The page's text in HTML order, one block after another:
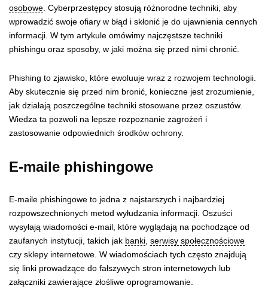
osobowe. Cyberprzestępcy stosują różnorodne techniki, aby
wprowadzić swoje ofiary w błąd i skłonić je do ujawnienia cennych
informacji. W tym artykule omówimy najczęstsze techniki
phishingu oraz sposoby, w jaki można się przed nimi chronić.
Phishing to zjawisko, które ewoluuje wraz z rozwojem technologii.
Aby skutecznie się przed nim bronić, konieczne jest zrozumienie,
jak działają poszczególne techniki stosowane przez oszustów.
Wiedza ta pozwoli na lepsze rozpoznanie zagrożeń i
zastosowanie odpowiednich środków ochrony.
E-maile phishingowe
E-maile phishingowe to jedna z najstarszych i najbardziej
rozpowszechnionych metod wyłudzania informacji. Oszuści
wysyłają wiadomości e-mail, które wyglądają na pochodzące od
zaufanych instytucji, takich jak banki, serwisy społecznościowe
czy sklepy internetowe. W wiadomościach tych często znajdują
się linki prowadzące do fałszywych stron internetowych lub
załączniki zawierające złośliwe oprogramowanie.